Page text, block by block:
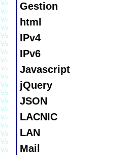
Gestion
html
IPv4
IPv6
Javascript
jQuery
JSON
LACNIC
LAN
Mail